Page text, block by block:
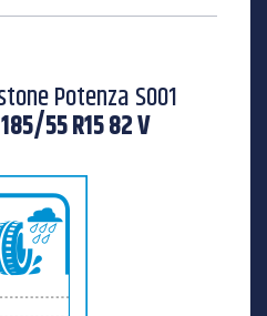
Potenza S001
55 R15 82 V